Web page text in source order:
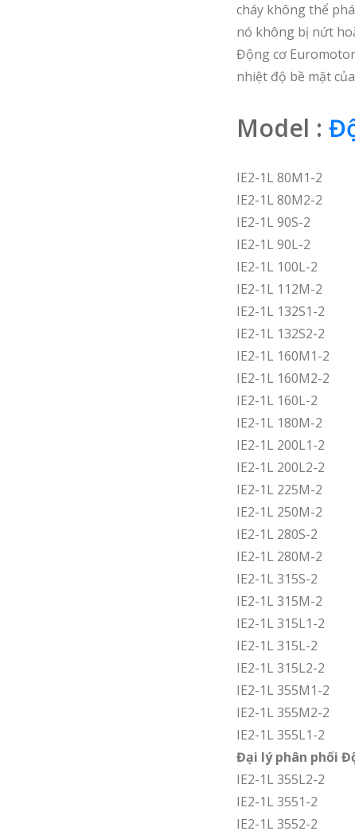
cháy không thể
nó không bị nứt
Động cơ
nhiệt độ bề mặt
Model :
IE2-1L 80M1-2
IE2-1L 80M2-2
IE2-1L 90S-2
IE2-1L 90L-2
IE2-1L 100L-2
IE2-1L 112M-2
IE2-1L 132S1-2
IE2-1L 132S2-2
IE2-1L 160M1-2
IE2-1L 160M2-2
IE2-1L 160L-2
IE2-1L 180M-2
IE2-1L 200L1-2
IE2-1L 200L2-2
IE2-1L 225M-2
IE2-1L 250M-2
IE2-1L 280S-2
IE2-1L 280M-2
IE2-1L 315S-2
IE2-1L 315M-2
IE2-1L 315L1-2
IE2-1L 315L-2
IE2-1L 315L2-2
IE2-1L 355M1-2
IE2-1L 355M2-2
IE2-1L 355L1-2
Đại lý phân phối
IE2-1L 355L2-2
IE2-1L 3551-2
IE2-1L 3552-2